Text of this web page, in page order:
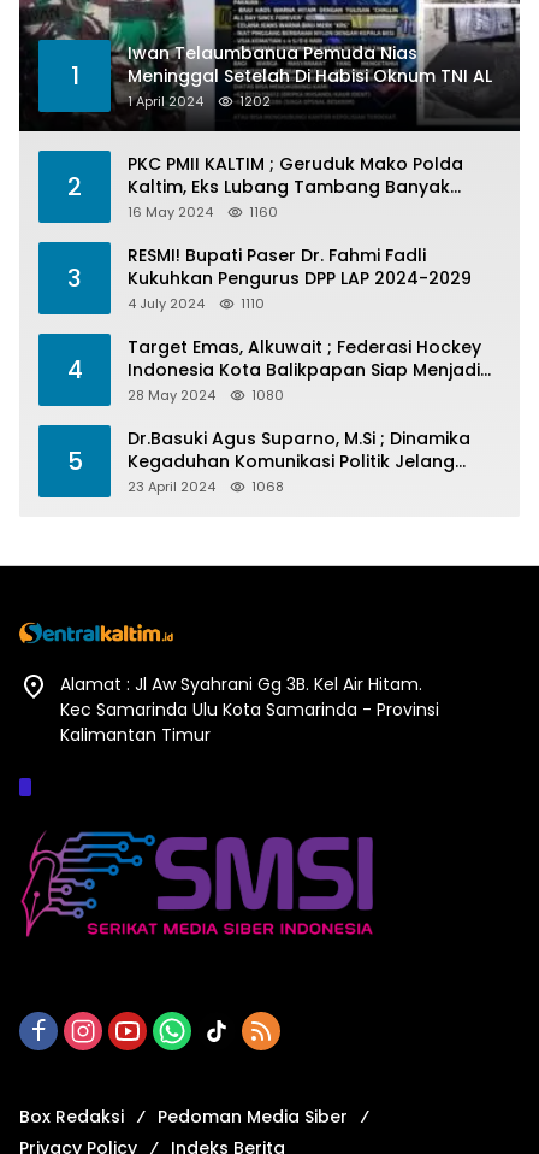
1
Iwan Telaumbanua Pemuda Nias
Meninggal Setelah Di Habisi Oknum TNI AL
1 April 2024 1202
2
PKC PMII KALTIM ; Geruduk Mako Polda
Kaltim, Eks Lubang Tambang Banyak
Menelan Korban
16 May 2024 1160
3
RESMI! Bupati Paser Dr. Fahmi Fadli
Kukuhkan Pengurus DPP LAP 2024-2029
4 July 2024 1110
4
Target Emas, Alkuwait ; Federasi Hockey
Indonesia Kota Balikpapan Siap Menjadi
Barometer Prestasi Di Kaltim
28 May 2024 1080
5
Dr.Basuki Agus Suparno, M.Si ; Dinamika
Kegaduhan Komunikasi Politik Jelang
Pesta Politik 2024
23 April 2024 1068
Alamat : Jl Aw Syahrani Gg 3B. Kel Air Hitam.
Kec Samarinda Ulu Kota Samarinda - Provinsi
Kalimantan Timur
Box Redaksi
Pedoman Media Siber
Privacy Policy
Indeks Berita